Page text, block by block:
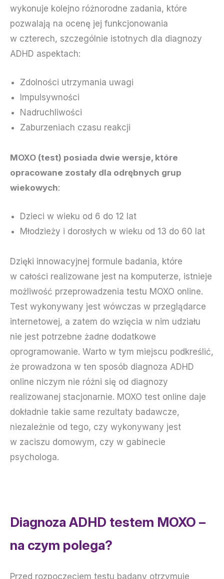
wykonuje kolejno różnorodne zadania, które
pozwalają na ocenę jej funkcjonowania
w czterech, szczególnie istotnych dla diagnozy
ADHD aspektach:
Zdolności utrzymania uwagi
Impulsywności
Nadruchliwości
Zaburzeniach czasu reakcji
MOXO (test) posiada dwie wersje, które
opracowane zostały dla odrębnych grup
wiekowych:
Dzieci w wieku od 6 do 12 lat
Młodzieży i dorosłych w wieku od 13 do 60 lat
Dzięki innowacyjnej formule badania, które
w całości realizowane jest na komputerze, istnieje
możliwość przeprowadzenia testu MOXO online.
Test wykonywany jest wówczas w przeglądarce
internetowej, a zatem do wzięcia w nim udziału
nie jest potrzebne żadne dodatkowe
oprogramowanie. Warto w tym miejscu podkreślić,
że prowadzona w ten sposób diagnoza ADHD
online niczym nie różni się od diagnozy
realizowanej stacjonarnie. MOXO test online daje
dokładnie takie same rezultaty badawcze,
niezależnie od tego, czy wykonywany jest
w zaciszu domowym, czy w gabinecie
psychologa.
Diagnoza ADHD testem MOXO –
na czym polega?
Przed rozpoczęciem testu badany otrzymuje